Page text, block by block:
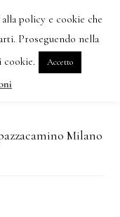
Milano
policy e cookie che
Proseguendo nella
cookie.
Accetto